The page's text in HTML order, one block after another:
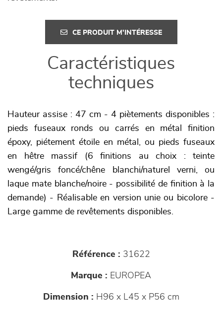
CE PRODUIT M'INTÉRESSE
Caractéristiques
techniques
Hauteur assise : 47 cm - 4 piètements disponibles :
pieds fuseaux ronds ou carrés en métal finition
époxy, piétement étoile en métal, ou pieds fuseaux
en hêtre massif (6 finitions au choix : teinte
wengé/gris foncé/chêne blanchi/naturel verni, ou
laque mate blanche/noire - possibilité de finition à la
demande) - Réalisable en version unie ou bicolore -
Large gamme de revêtements disponibles.
Référence : 31622
Marque : EUROPEA
Dimension : H96 x L45 x P56 cm